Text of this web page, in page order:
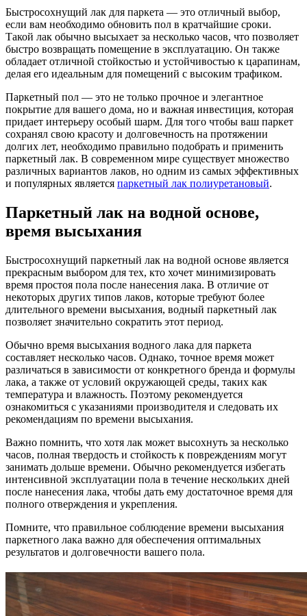
Быстросохнущий лак для паркета — это отличный выбор,
если вам необходимо обновить пол в кратчайшие сроки.
Такой лак обычно высыхает за несколько часов, что позволяет
быстро возвращать помещение в эксплуатацию. Он также
обладает отличной стойкостью и устойчивостью к царапинам,
делая его идеальным для помещений с высоким трафиком.
Паркетный пол — это не только прочное и элегантное
покрытие для вашего дома, но и важная инвестиция, которая
придает интерьеру особый шарм. Для того чтобы ваш паркет
сохранял свою красоту и долговечность на протяжении
долгих лет, необходимо правильно подобрать и применить
паркетный лак. В современном мире существует множество
различных вариантов лаков, но одним из самых эффективных
и популярных является паркетный лак полиуретановый.
Паркетный лак на водной основе,
время высыхания
Быстросохнущий паркетный лак на водной основе является
прекрасным выбором для тех, кто хочет минимизировать
время простоя пола после нанесения лака. В отличие от
некоторых других типов лаков, которые требуют более
длительного времени высыхания, водный паркетный лак
позволяет значительно сократить этот период.
Обычно время высыхания водного лака для паркета
составляет несколько часов. Однако, точное время может
различаться в зависимости от конкретного бренда и формулы
лака, а также от условий окружающей среды, таких как
температура и влажность. Поэтому рекомендуется
ознакомиться с указаниями производителя и следовать их
рекомендациям по времени высыхания.
Важно помнить, что хотя лак может высохнуть за несколько
часов, полная твердость и стойкость к повреждениям могут
занимать дольше времени. Обычно рекомендуется избегать
интенсивной эксплуатации пола в течение нескольких дней
после нанесения лака, чтобы дать ему достаточное время для
полного отверждения и укрепления.
Помните, что правильное соблюдение времени высыхания
паркетного лака важно для обеспечения оптимальных
результатов и долговечности вашего пола.